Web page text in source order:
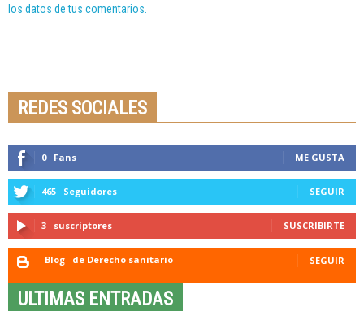
los datos de tus comentarios.
REDES SOCIALES
0 Fans ME GUSTA
465 Seguidores SEGUIR
3 suscriptores SUSCRIBIRTE
Blog de Derecho sanitario SEGUIR
ULTIMAS ENTRADAS